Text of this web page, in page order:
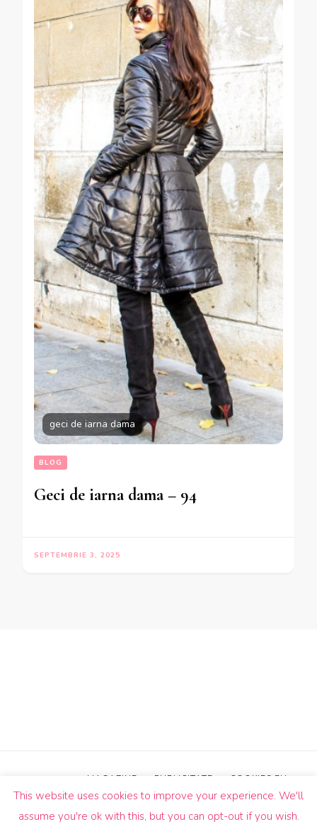
geci de iarna dama
BLOG
Geci de iarna dama – 94
SEPTEMBRIE 3, 2025
rezervate.Blossom Pin | Dezvoltată deBlossom
MAGAZINE PUBLICITATE COOKIES EU
This website uses cookies to improve your experience. We'll
assume you're ok with this, but you can opt-out if you wish.